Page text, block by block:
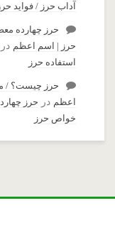
آداب حرز / فواید حرز
حرز چهارده
حرز | اسم اعظم در
استفاده حرز
حرز چیست؟ /
اعظم در حرز
خواص حرز